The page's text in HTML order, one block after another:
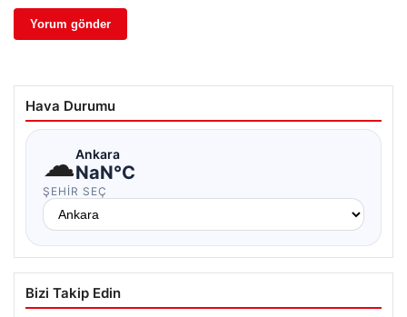
Hava Durumu
☁Ankara
NaN°C
ŞEHIR SEÇ
Bizi Takip Edin